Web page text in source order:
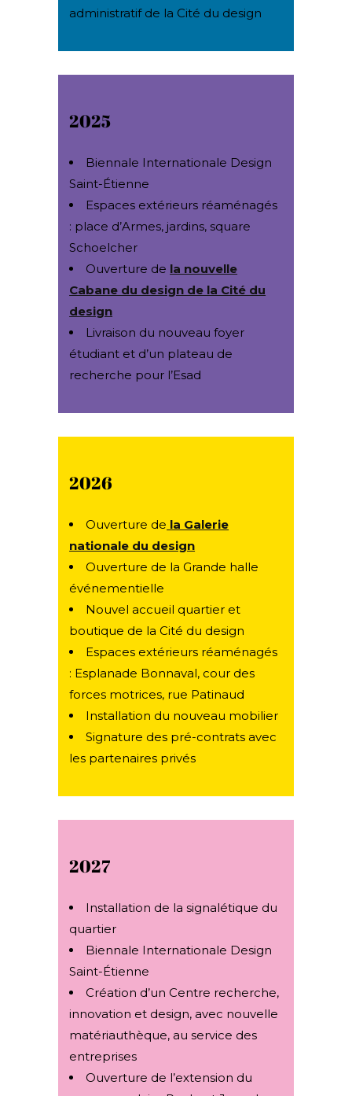
administratif de la Cité du design
2025
Biennale Internationale Design
Saint-Étienne
Espaces extérieurs réaménagés
: place d’Armes, jardins, square
Schoelcher
Ouverture de la nouvelle
Cabane du design de la Cité du
design
Livraison du nouveau foyer
étudiant et d’un plateau de
recherche pour l’Esad
2026
Ouverture de la Galerie
nationale du design
Ouverture de la Grande halle
événementielle
Nouvel accueil quartier et
boutique de la Cité du design
Espaces extérieurs réaménagés
: Esplanade Bonnaval, cour des
forces motrices, rue Patinaud
Installation du nouveau mobilier
Signature des pré-contrats avec
les partenaires privés
2027
Installation de la signalétique du
quartier
Biennale Internationale Design
Saint-Étienne
Création d’un Centre recherche,
innovation et design, avec nouvelle
matériauthèque, au service des
entreprises
Ouverture de l’extension du